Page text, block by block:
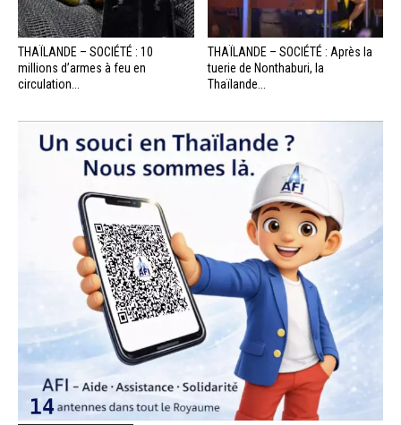
THAÏLANDE – SOCIÉTÉ : 10
millions d’armes à feu en
circulation...
THAÏLANDE – SOCIÉTÉ : Après la
tuerie de Nonthaburi, la
Thaïlande...